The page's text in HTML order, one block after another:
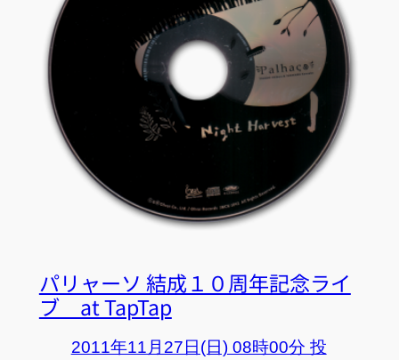
パリャーソ 結成１０周年記念ライ
ブ at TapTap
2011年11月27日(日) 08時00分 投